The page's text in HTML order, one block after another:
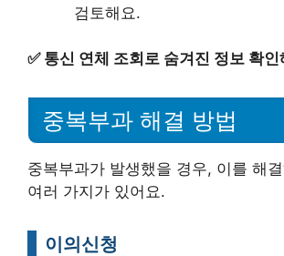
검토해요.
✅ 통신 연체 조회로 숨겨진 정보 확인
중복부과 해결 방법
중복부과가 발생했을 경우, 이를 해
여러 가지가 있어요.
이의신청